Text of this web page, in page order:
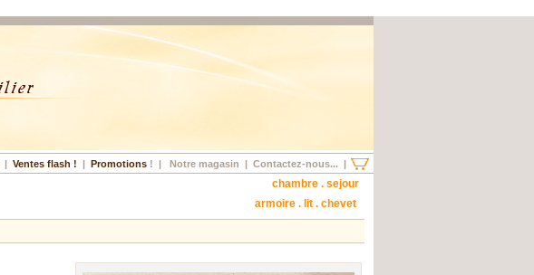
| Ventes flash ! | Promotions ! | Notre magasin | Contactez-nous... |
chambre . sejour
armoire . lit . chevet